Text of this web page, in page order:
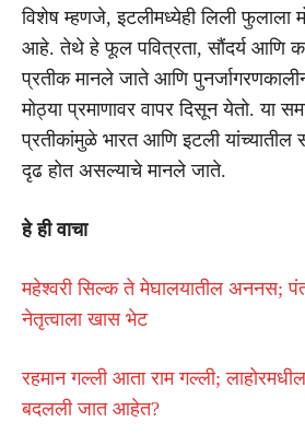
विशेष म्हणजे, इटलीमध्येही लिली फुलाला
आहे. तेथे हे फूल पवित्रता, सौंदर्य आणि
प्रतीक मानले जाते आणि
मोठ्या प्रमाणावर वापर दिसून येतो. या
प्रतीकांमुळे भारत आणि इटली
दृढ होत असल्याचे मानले जाते.
हे ही वाचा
महेश्वरी सिल्क ते मेघालयातील अननस;
नेतृत्वाला खास भेट
रहमान गल्ली आता राम गल्ली;
बदलली जात आहेत?